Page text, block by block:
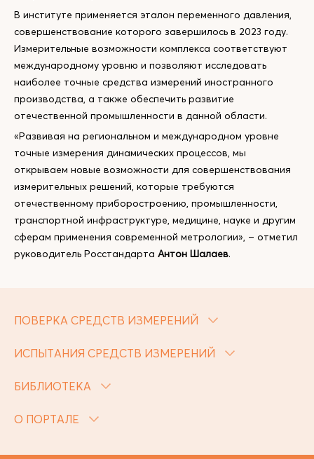
В институте применяется эталон переменного давления,
совершенствование которого завершилось в 2023 году.
Измерительные возможности комплекса соответствуют
международному уровню и позволяют исследовать
наиболее точные средства измерений иностранного
производства, а также обеспечить развитие
отечественной промышленности в данной области.
«Развивая на региональном и международном уровне
точные измерения динамических процессов, мы
открываем новые возможности для совершенствования
измерительных решений, которые требуются
отечественному приборостроению, промышленности,
транспортной инфраструктуре, медицине, науке и другим
сферам применения современной метрологии», – отметил
руководитель Росстандарта Антон Шалаев.
ПОВЕРКА СРЕДСТВ ИЗМЕРЕНИЙ
ИСПЫТАНИЯ СРЕДСТВ ИЗМЕРЕНИЙ
БИБЛИОТЕКА
О ПОРТАЛЕ